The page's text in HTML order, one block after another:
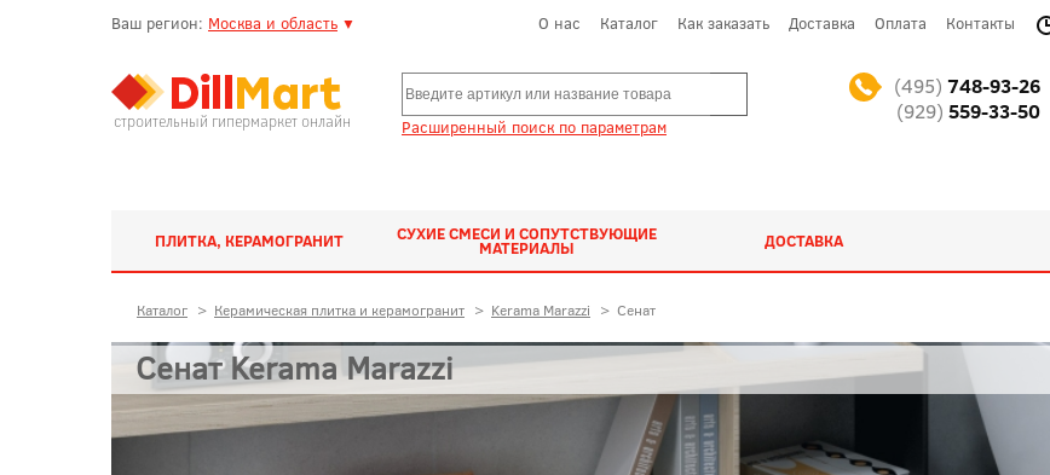
Ваш регион: Москва и область ▼ О нас Каталог Как заказать Доставка Оплата Контакты
строительный гипермаркет онлайн Расширенный поиск по параметрам
(495) 748-93-26
(929) 559-33-50
ПЛИТКА, КЕРАМОГРАНИТ СУХИЕ СМЕСИ И СОПУТСТВУЮЩИЕ
МАТЕРИАЛЫ ДОСТАВКА
Каталог > Керамическая плитка и керамогранит > Kerama Marazzi > Сенат
Сенат Kerama Marazzi